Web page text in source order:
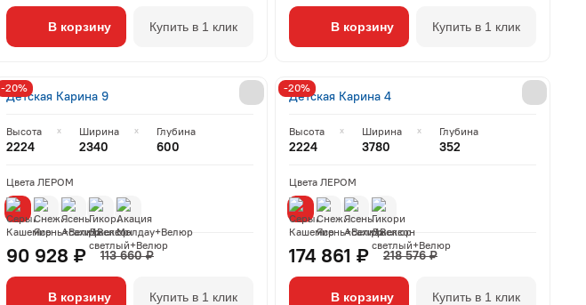
В корзину Купить в 1 клик В корзину Купить в 1 клик
Детская Карина 9
Высота
2224
Ширина
2340
Глубина
600
Цвета ЛЕРОМ
90 928 ₽ 113 660 ₽
В корзину Купить в 1 клик
-20%
Детская Карина 4
Высота
2224
Ширина
3780
Глубина
352
Цвета ЛЕРОМ
174 861 ₽ 218 576 ₽
В корзину Купить в 1 клик
-20%